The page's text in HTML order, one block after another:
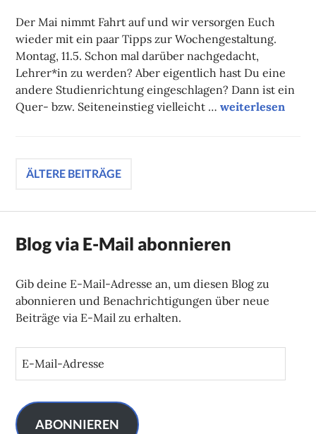
Der Mai nimmt Fahrt auf und wir versorgen Euch
wieder mit ein paar Tipps zur Wochengestaltung.
Montag, 11.5. Schon mal darüber nachgedacht,
Lehrer*in zu werden? Aber eigentlich hast Du eine
andere Studienrichtung eingeschlagen? Dann ist ein
Quer- bzw. Seiteneinstieg vielleicht …Unsere
weiterlesen
Beitragsnavigation
ÄLTERE BEITRÄGE
Blog via E-Mail abonnieren
Gib deine E-Mail-Adresse an, um diesen Blog zu
abonnieren und Benachrichtigungen über neue
Beiträge via E-Mail zu erhalten.
i
ABONNIEREN